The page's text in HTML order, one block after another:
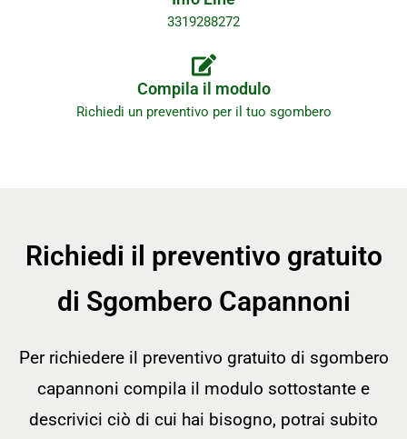
3319288272
Compila il modulo
Richiedi un preventivo per il tuo sgombero
Richiedi il preventivo gratuito
di Sgombero Capannoni
Per richiedere il preventivo gratuito di sgombero
capannoni compila il modulo sottostante e
descrivici ciò di cui hai bisogno, potrai subito